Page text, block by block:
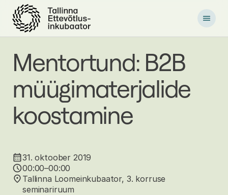
i
Mentortund: B2B
müügimaterjalide
koostamine
31. oktoober 2019
00:00–00:00
Tallinna Loomeinkubaator, 3. korruse
seminariruum